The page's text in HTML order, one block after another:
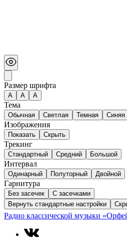
Размер шрифта
А A A
Тема
Обычная Светлая Темная Синяя
Изображения
Показать Скрыть
Трекинг
Стандартный Средний Большой
Интервал
Одинарный Полуторный Двойной
Гарнитура
Без засечек
С засечками
Вернуть стандартные настройки
Радио классической музыки